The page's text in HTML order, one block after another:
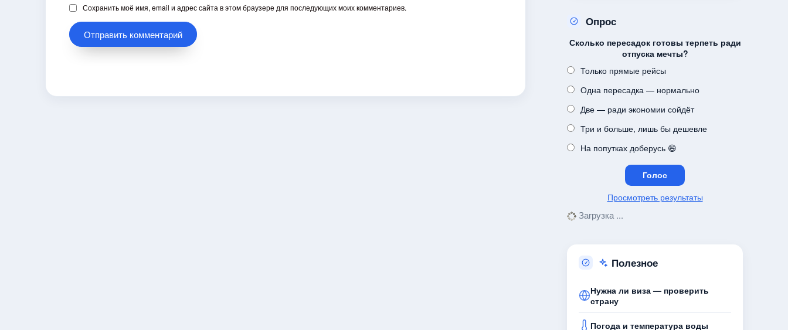
Сохранить моё имя, email и адрес сайта в этом браузере для последующих моих комментариев.
Опрос
Сколько пересадок готовы терпеть ради
отпуска мечты?
Только прямые рейсы
Одна пересадка — нормально
Две — ради экономии сойдёт
Три и больше, лишь бы дешевле
На попутках доберусь 😄
Просмотреть результаты
Загрузка ...
Полезное
Нужна ли виза — проверить
страну
Погода и температура воды